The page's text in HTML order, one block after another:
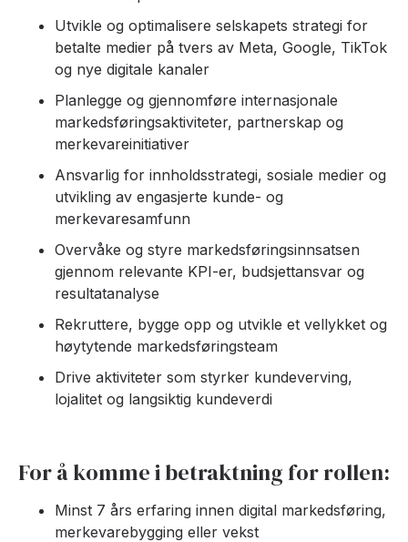
Utvikle og optimalisere selskapets strategi for
betalte medier på tvers av Meta, Google, TikTok
og nye digitale kanaler
Planlegge og gjennomføre internasjonale
markedsføringsaktiviteter, partnerskap og
merkevareinitiativer
Ansvarlig for innholdsstrategi, sosiale medier og
utvikling av engasjerte kunde- og
merkevaresamfunn
Overvåke og styre markedsføringsinnsatsen
gjennom relevante KPI-er, budsjettansvar og
resultatanalyse
Rekruttere, bygge opp og utvikle et vellykket og
høytytende markedsføringsteam
Drive aktiviteter som styrker kundeverving,
lojalitet og langsiktig kundeverdi
For å komme i betraktning for rollen:
Minst 7 års erfaring innen digital markedsføring,
merkevarebygging eller vekst